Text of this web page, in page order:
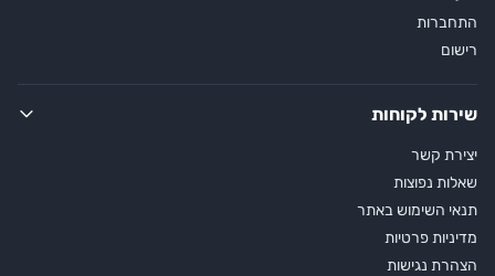
התחברות
רישום
שירות לקוחות
יצירת קשר
שאלות נפוצות
תנאי השימוש באתר
מדיניות פרטיות
הצהרת נגישות